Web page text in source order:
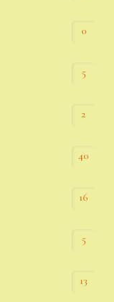
0
5
2
40
16
5
13